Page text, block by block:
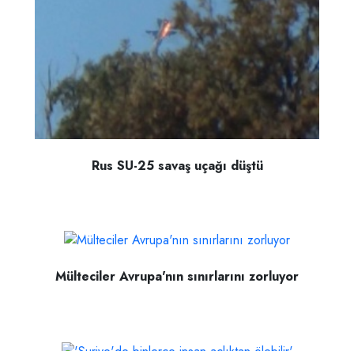
Rus SU-25 savaş uçağı düştü
Mülteciler Avrupa'nın sınırlarını zorluyor